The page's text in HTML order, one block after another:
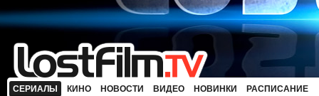
СЕРИАЛЫ КИНО НОВОСТИ ВИДЕО НОВИНКИ РАСПИСАНИЕ